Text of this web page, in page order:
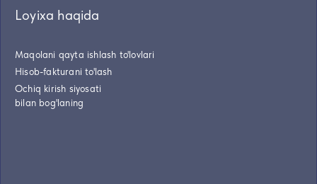
Loyixa haqida
Maqolani qayta ishlash to'lovlari
Hisob-fakturani to'lash
Ochiq kirish siyosati
bilan bog'laning